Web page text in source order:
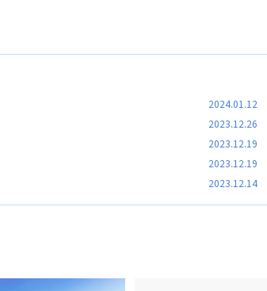
2024.01.12
2023.12.26
2023.12.19
2023.12.19
2023.12.14